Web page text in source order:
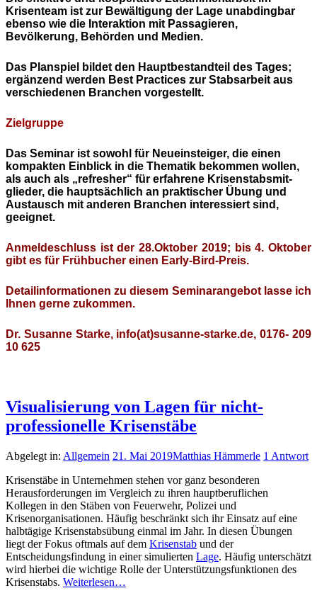
Krisenteam ist zur Bewältigung der Lage unabdingbar
ebenso wie die Interaktion mit Passagieren,
Bevölkerung, Behörden und Medien.
Das Planspiel bildet den Hauptbestandteil des Tages;
ergänzend werden Best Practices zur Stabsarbeit aus
verschiedenen Branchen vorgestellt.
Zielgruppe
Das Seminar ist sowohl für Neueinsteiger, die einen
kompakten Einblick in die Thematik bekommen wollen,
als auch als „refresher“ für erfahrene Krisenstabsmit­
glieder, die hauptsächlich an praktischer Übung und
Austausch mit anderen Branchen interessiert sind,
geeignet.
Anmeldeschluss ist der 28.Oktober 2019; bis 4. Oktober
gibt es für Frühbucher einen Early-Bird-Preis.
Detailinformationen zu diesem Seminarangebot lasse ich
Ihnen gerne zukommen.
Dr. Susanne Starke, info(at)susanne-starke.de, 0176- 209
10 625
Visualisierung von Lagen für nicht-
professionelle Krisenstäbe
Abgelegt in: Allgemein 21. Mai 2019Matthias Hämmerle 1 Antwort
Krisenstäbe in Unternehmen stehen vor ganz besonderen
Herausforderungen im Vergleich zu ihren hauptberuflichen
Kollegen in den Stäben von Feuerwehr, Polizei und
Krisenorganisationen. Häufig beschränkt sich ihr Einsatz auf eine
halbtägige Krisenstabsübung einmal im Jahr. In diesen Übungen
liegt der Fokus oftmals auf dem Krisenstab und der
Entscheidungsfindung in einer simulierten Lage. Häufig unterschätzt
wird hierbei die wichtige Rolle der Unterstützungsfunktionen des
Krisenstabs. Weiterlesen…